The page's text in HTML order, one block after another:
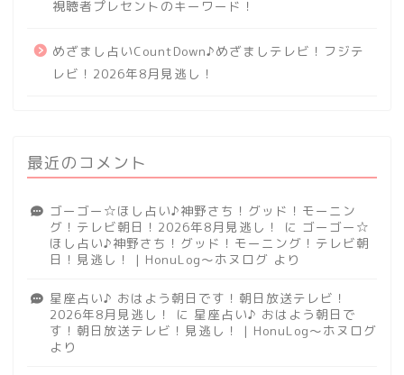
視聴者プレセントのキーワード！
めざまし占いCountDown♪めざましテレビ！フジテ
レビ！2026年8月見逃し！
最近のコメント
ゴーゴー☆ほし占い♪神野さち！グッド！モーニン
グ！テレビ朝日！2026年8月見逃し！
に ゴーゴー☆
ほし占い♪神野さち！グッド！モーニング！テレビ朝
日！見逃し！ | HonuLog～ホヌログ より
星座占い♪ おはよう朝日です！朝日放送テレビ！
2026年8月見逃し！
に 星座占い♪ おはよう朝日で
す！朝日放送テレビ！見逃し！ | HonuLog～ホヌログ
より